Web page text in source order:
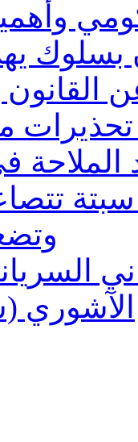
بسلوك
الملاحة
الآشوري